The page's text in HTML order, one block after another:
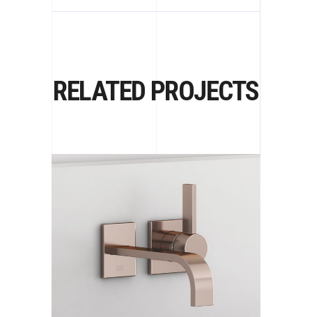
RELATED PROJECTS